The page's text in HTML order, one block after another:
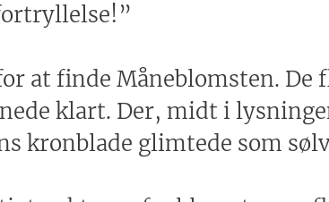
at finde Måneblomsten. De
klart. Der, midt i
kronblade glimtede som